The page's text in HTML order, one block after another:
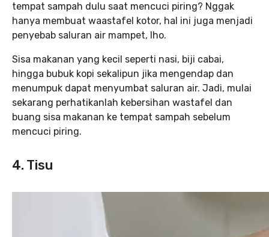
tempat sampah dulu saat mencuci piring? Nggak
hanya membuat waastafel kotor, hal ini juga menjadi
penyebab saluran air mampet, lho.
Sisa makanan yang kecil seperti nasi, biji cabai,
hingga bubuk kopi sekalipun jika mengendap dan
menumpuk dapat menyumbat saluran air. Jadi, mulai
sekarang perhatikanlah kebersihan wastafel dan
buang sisa makanan ke tempat sampah sebelum
mencuci piring.
4. Tisu